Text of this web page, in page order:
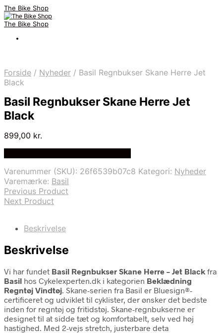
The Bike Shop
The Bike Shop
Forside / Nyheder / Basil Regnbukser Skane Herre Jet
Black
Basil Regnbukser Skane Herre Jet
Black
899,00 kr.
Varenummer (SKU): 26f6539b07c8 Kategori: Nyheder
Varemærke: Basil
Previous Product
Next Product
Beskrivelse
Beskrivelse
Vi har fundet Basil Regnbukser Skane Herre – Jet Black fra
Basil hos Cykelexperten.dk i kategorien Beklædning
Regntøj Vindtøj. Skane-serien fra Basil er Bluesign®-
certificeret og udviklet til cyklister, der ønsker det bedste
inden for regntøj og fritidstøj. Skane-regnbukserne er
designet til at sidde tæt og komfortabelt, selv ved høj
hastighed. Med 2-vejs stretch, justerbare deta